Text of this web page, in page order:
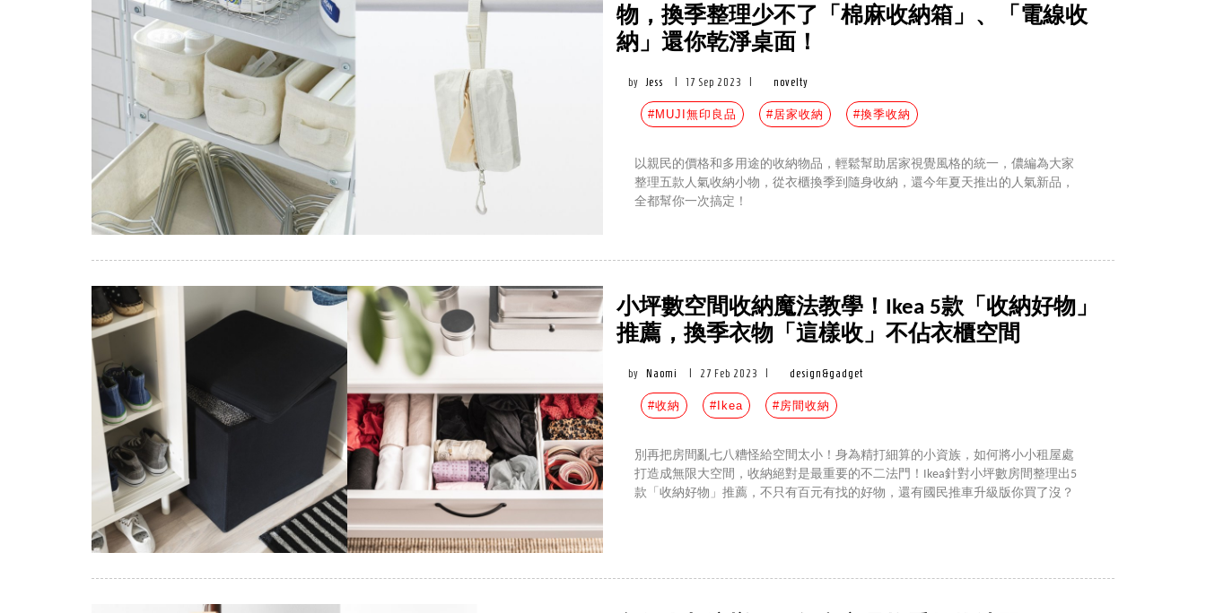
物，換季整理少不了「棉麻收納箱」、「電線收
納」還你乾淨桌面！
by Jess 17 Sep 2023 novelty
#MUJI無印良品 #居家收納 #換季收納
以親民的價格和多用途的收納物品，輕鬆幫助居家視覺風格的統一，儂編為大家
整理五款人氣收納小物，從衣櫃換季到隨身收納，還今年夏天推出的人氣新品，
全都幫你一次搞定！
小坪數空間收納魔法教學！Ikea 5款「收納好物」
推薦，換季衣物「這樣收」不佔衣櫃空間
by Naomi 27 Feb 2023 design&gadget
#收納 #Ikea #房間收納
別再把房間亂七八糟怪給空間太小！身為精打細算的小資族，如何將小小租屋處
打造成無限大空間，收納絕對是最重要的不二法門！Ikea針對小坪數房間整理出5
款「收納好物」推薦，不只有百元有找的好物，還有國民推車升級版你買了沒？